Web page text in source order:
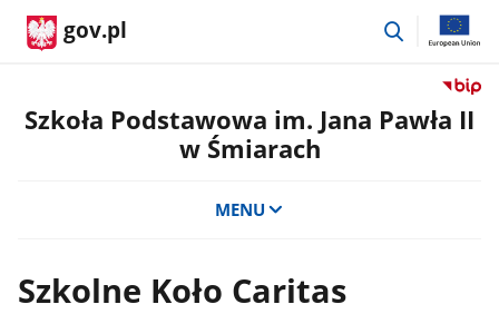
gov.pl
przejdź
Przejdź
do
Szkoła Podstawowa im. Jana Pawła II
w Śmiarach
MENU
Szkolne Koło Caritas